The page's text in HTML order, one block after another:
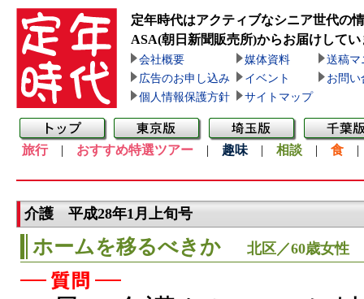
定年時代はアクティブなシニア世代の
ASA(朝日新聞販売所)からお届けしてい
会社概要 媒体資料
送稿マ
広告のお申し込み
イベント
お問い
個人情報保護方針
サイトマップ
旅行| おすすめ特選ツアー | 趣味 | 相談 | 食
介護 平成28年1月上旬号
ホームを移るべきか 北区／60歳女性